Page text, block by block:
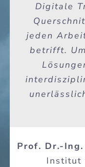
Digitale
jeden
betrifft.
Prof. Dr.-
Institut